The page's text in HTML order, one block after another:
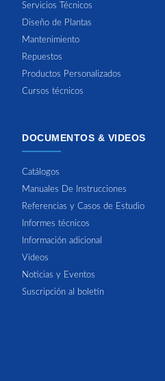
Servicios Técnicos
Diseño de Plantas
Mantenimiento
Repuestos
Productos Personalizados
Cursos técnicos
DOCUMENTOS & VIDEOS
Catálogos
Manuales De Instrucciones
Referencias y Casos de Estudio
Informes técnicos
Información adicional
Vídeos
Noticias y Eventos
Suscripción al boletín